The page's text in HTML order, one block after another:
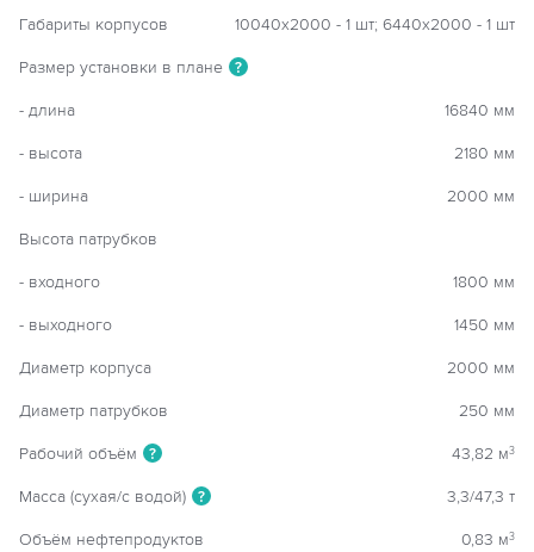
Габариты корпусов 10040х2000 - 1 шт; 6440х2000 - 1 шт
Размер установки в плане ?
- длина 16840 мм
- высота 2180 мм
- ширина 2000 мм
Высота патрубков
- входного 1800 мм
- выходного 1450 мм
Диаметр корпуса 2000 мм
Диаметр патрубков 250 мм
Рабочий объём ? 43,82 м3
Масса (сухая/с водой) ? 3,3/47,3 т
Объём нефтепродуктов 0,83 м3